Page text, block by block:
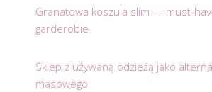
Granatowa koszula slim — must-
garderobie
Sklep z używaną odzieżą jako
masowego